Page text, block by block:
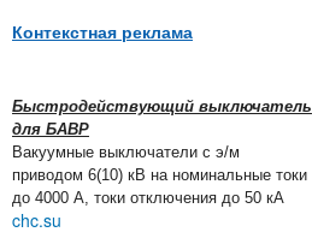
Контекстная реклама
Быстродействующий выключатель
для БАВР
Вакуумные выключатели с э/м
приводом 6(10) кВ на номинальные токи
до 4000 А, токи отключения до 50 кА
chc.su